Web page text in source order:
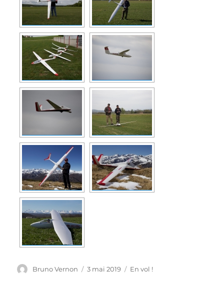
Auteur
Bruno Vernon
Publié
3 mai 2019 Catégories
En vol !